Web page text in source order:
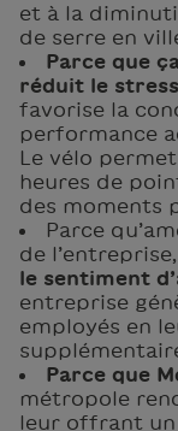
et à la
de serre en
Parce que
réduit le
favorise la
performance
Le vélo
heures de
des moments
Parce
de l’entreprise,
le sentiment
entreprise
employés en
Parce que
métropole
leur offrant un